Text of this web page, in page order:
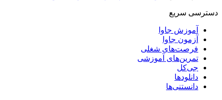
دسترسی سریع
آموزش جاوا
آزمون جاوا
فرصت‌های شغلی
تمرین‌های آموزشی
جی‌کل
دانلودها
دانستنی‌ها